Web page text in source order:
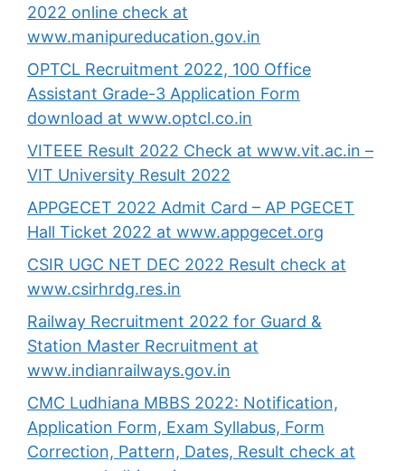
2022 online check at
www.manipureducation.gov.in
OPTCL Recruitment 2022, 100 Office
Assistant Grade-3 Application Form
download at www.optcl.co.in
VITEEE Result 2022 Check at www.vit.ac.in –
VIT University Result 2022
APPGECET 2022 Admit Card – AP PGECET
Hall Ticket 2022 at www.appgecet.org
CSIR UGC NET DEC 2022 Result check at
www.csirhrdg.res.in
Railway Recruitment 2022 for Guard &
Station Master Recruitment at
www.indianrailways.gov.in
CMC Ludhiana MBBS 2022: Notification,
Application Form, Exam Syllabus, Form
Correction, Pattern, Dates, Result check at